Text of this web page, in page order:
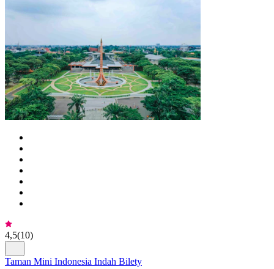
4,5(10)
Taman Mini Indonesia Indah Bilety